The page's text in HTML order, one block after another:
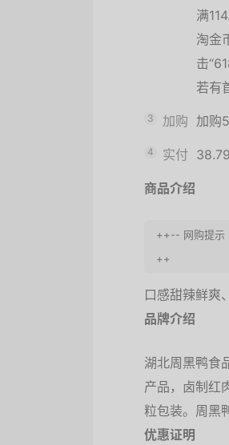
满
淘金
击
若有
3 加购 加购
4 实付
商品介绍
++-- 网购提示
++
口感甜辣鲜爽
品牌介绍
湖北周黑鸭食
产品，卤制红
粒包装。周黑
优惠证明